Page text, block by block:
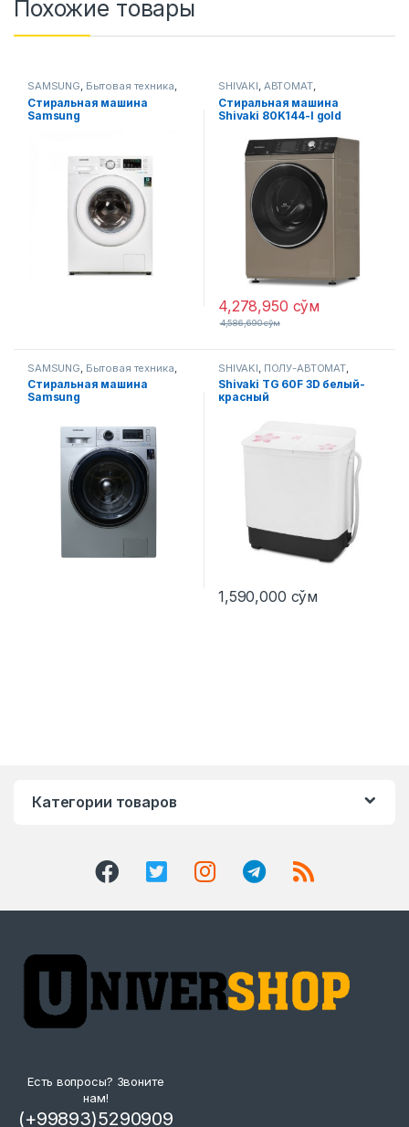
Похожие товары
SAMSUNG, Бытовая техника,
Стиральные машины
Стиральная машина
Samsung
SHIVAKI, АВТОМАТ,
Стиральные машины
Стиральная машина
Shivaki 80K144-I gold
4,278,950 сўм
4,586,690сўм
SAMSUNG Бытовая техника
Стиральные машины
Стиральная машина
Samsung
SHIVAKI ПОЛУ-АВТОМАТ
Стиральные машины
Shivaki TG 60F 3D белый-
красный
1,590,000 сўм
Категории товаров
Есть вопросы? Звоните
нам!
(+99893)5290909